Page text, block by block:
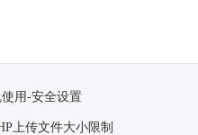
用-安全设置
上传文件大小限制